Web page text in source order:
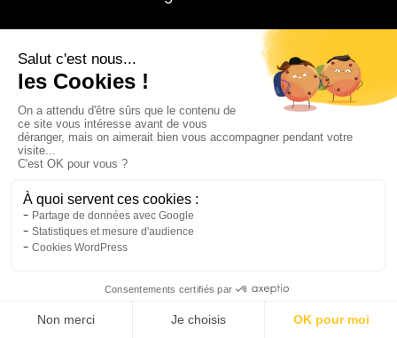
Conditions d’accueil handicap
DÉCOUVREZ LES FILIALES D'AWITEC
Mentions Légales|Plan de Site